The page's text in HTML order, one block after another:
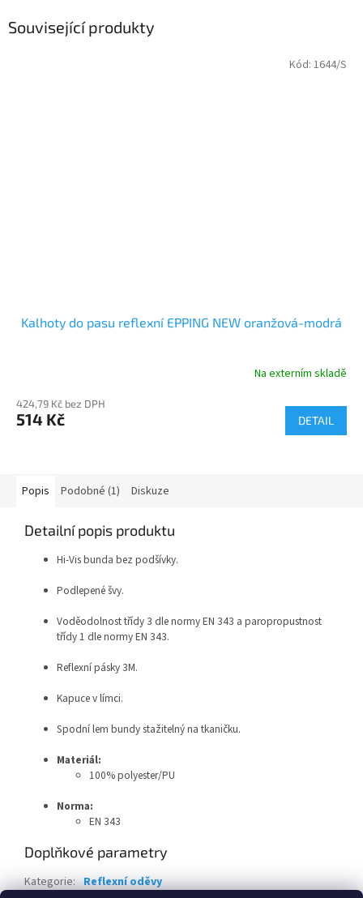
Související produkty
Kalhoty do pasu reflexní EPPING NEW oranžová-modrá
Na externím skladě
424,79 Kč bez DPH
514 Kč DETAIL
Kód: 1644/S
Popis Podobné (1) Diskuze
Detailní popis produktu
Hi-Vis bunda bez podšívky.
Podlepené švy.
Voděodolnost třídy 3 dle normy EN 343 a paropropustnost
třídy 1 dle normy EN 343.
Reflexní pásky 3M.
Kapuce v límci.
Spodní lem bundy stažitelný na tkaničku.
Materiál:
100% polyester/PU
Norma:
EN 343
Doplňkové parametry
Kategorie: Reflexní oděvy